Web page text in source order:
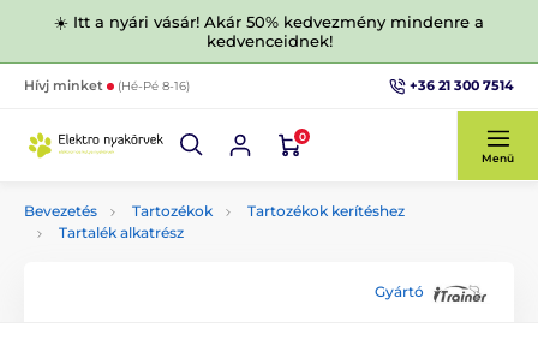
☀️ Itt a nyári vásár! Akár 50% kedvezmény mindenre a
kedvenceidnek!
Hívj minket (Hé-Pé 8-16) +36 21 300 7514
0
Menü
Bevezetés Tartozékok
Tartozékok kerítéshez
Tartalék alkatrész
Gyártó